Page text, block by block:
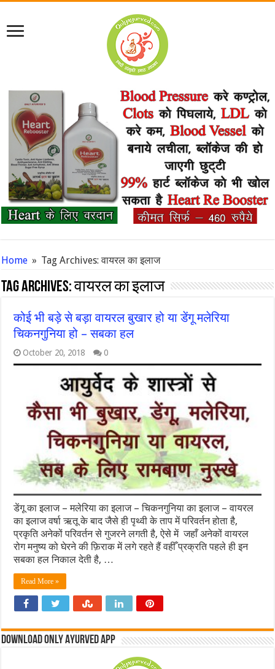
Home » Tag Archives: वायरल का इलाज
Tag Archives:वायरल का इलाज
कोई भी बड़े से बड़ा वायरल बुखार हो या डेंगू मलेरिया
चिकनगुनिया हो – सबका हल
October 20, 2018 0
डेंगू का इलाज – मलेरिया का इलाज – चिकनगुनिया का इलाज – वायरल
का इलाज वर्षा ऋतू के बाद जैसे ही पृथ्वी के ताप में परिवर्तन होता है,
प्रकृति अनेकों परिवर्तन से गुजरने लगती है, ऐसे में जहाँ अनेकों वायरल
रोग मनुष्य को घेरने की फ़िराक में लगे रहते हैं वहीँ प्रक्रति पहले ही इन
सबका हल निकाल देती है, …
Read More »
Download Only Ayurved App